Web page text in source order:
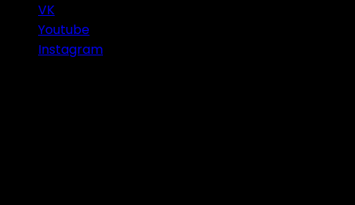
VK
Youtube
Instagram